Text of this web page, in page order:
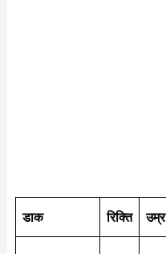
डाक रिक्ति उम्र